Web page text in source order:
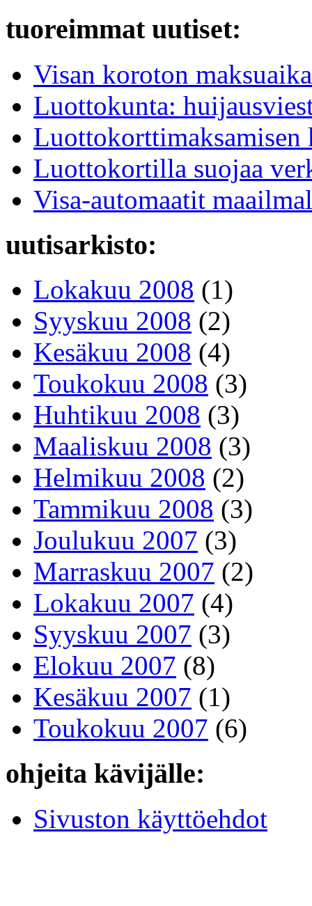
tuoreimmat uutiset:
Visan koroton
Luottokunta:
Luottokorttimaksamisen
Luottokortilla suojaa
Visa-automaatit
uutisarkisto:
Lokakuu 2008 (1)
Syyskuu 2008 (2)
Kesäkuu 2008 (4)
Toukokuu 2008 (3)
Huhtikuu 2008 (3)
Maaliskuu 2008 (3)
Helmikuu 2008 (2)
Tammikuu 2008 (3)
Joulukuu 2007 (3)
Marraskuu 2007 (2)
Lokakuu 2007 (4)
Syyskuu 2007 (3)
Elokuu 2007 (8)
Kesäkuu 2007 (1)
Toukokuu 2007 (6)
ohjeita kävijälle:
Sivuston käyttöehdot